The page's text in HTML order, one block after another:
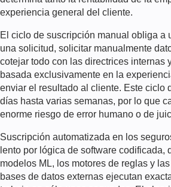
experiencia general del cliente.
El ciclo de suscripción manual obliga a
una solicitud, solicitar manualmente
cotejar todo con las directrices internas
basada exclusivamente en la
enviar el resultado al cliente. Este ciclo
días hasta varias semanas, por lo que
enorme riesgo de error humano o de
Suscripción automatizada en los
lento por lógica de software codificada,
modelos ML, los motores de reglas y
bases de datos externas ejecutan